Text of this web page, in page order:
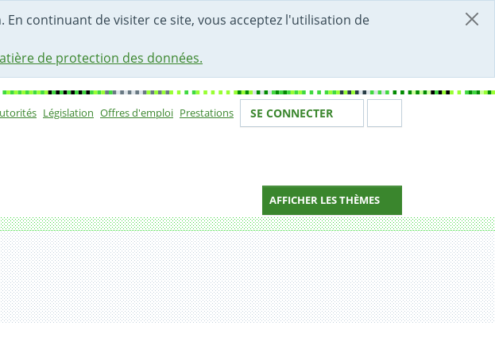
continuant de visiter ce site, vous acceptez l'utilisation de
de protection des données.
Législation Offres d'emploi Prestations Votre identité
SE CONNECTER
AFFICHER LES THÈMES